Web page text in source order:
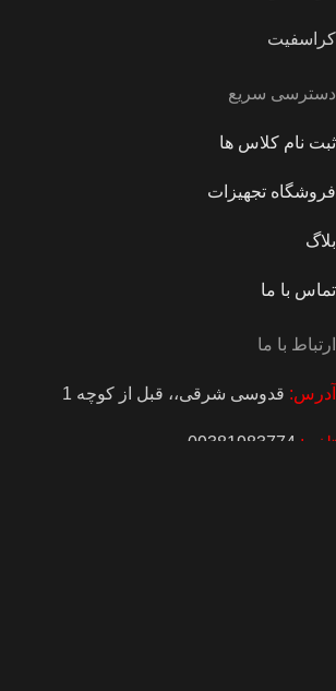
کراسفیت
دسترسی سریع
ثبت نام کلاس ها
فروشگاه تجهیزات
بلاگ
تماس با ما
ارتباط با ما
آدرس: قدوسی شرقی،، قبل از کوچه 1
تلفن: